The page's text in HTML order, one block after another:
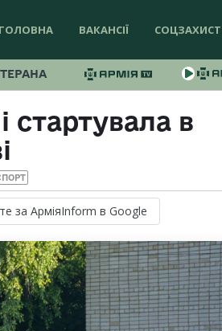
ГОЛОВНА ВАКАНСІЇ СОЦЗАХИСТ
стартувала в
за АрміяInform в Google